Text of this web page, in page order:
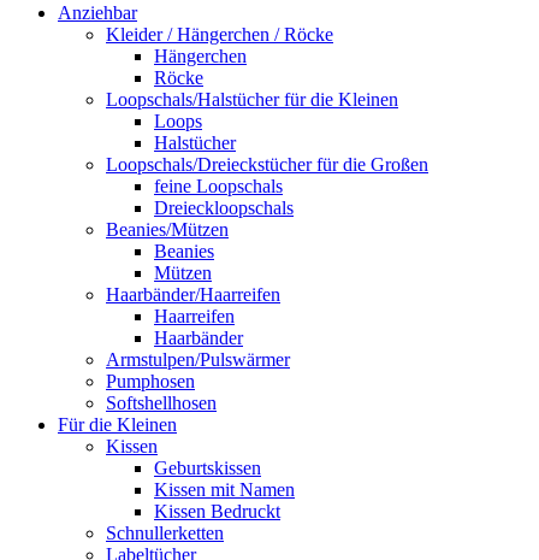
Anziehbar
Kleider / Hängerchen / Röcke
Hängerchen
Röcke
Loopschals/Halstücher für die Kleinen
Loops
Halstücher
Loopschals/Dreieckstücher für die Großen
feine Loopschals
Dreieckloopschals
Beanies/Mützen
Beanies
Mützen
Haarbänder/Haarreifen
Haarreifen
Haarbänder
Armstulpen/Pulswärmer
Pumphosen
Softshellhosen
Für die Kleinen
Kissen
Geburtskissen
Kissen mit Namen
Kissen Bedruckt
Schnullerketten
Labeltücher